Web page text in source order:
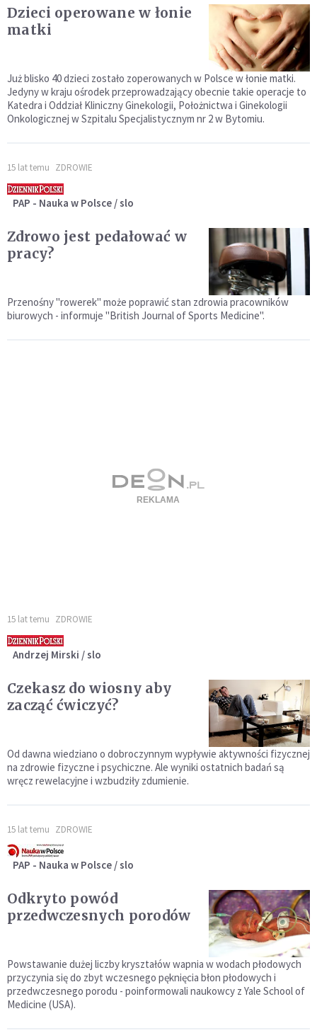
Dzieci operowane w łonie
matki
Już blisko 40 dzieci zostało zoperowanych w Polsce w łonie matki.
Jedyny w kraju ośrodek przeprowadzający obecnie takie operacje to
Katedra i Oddział Kliniczny Ginekologii, Położnictwa i Ginekologii
Onkologicznej w Szpitalu Specjalistycznym nr 2 w Bytomiu.
15 lat temu ZDROWIE
PAP - Nauka w Polsce / slo
Zdrowo jest pedałować w
pracy?
Przenośny "rowerek" może poprawić stan zdrowia pracowników
biurowych - informuje "British Journal of Sports Medicine".
15 lat temu ZDROWIE
Andrzej Mirski / slo
Czekasz do wiosny aby
zacząć ćwiczyć?
Od dawna wiedziano o dobroczynnym wypływie aktywności fizycznej
na zdrowie fizyczne i psychiczne. Ale wyniki ostatnich badań są
wręcz rewelacyjne i wzbudziły zdumienie.
15 lat temu ZDROWIE
PAP - Nauka w Polsce / slo
Odkryto powód
przedwczesnych porodów
Powstawanie dużej liczby kryształów wapnia w wodach płodowych
przyczynia się do zbyt wczesnego pęknięcia błon płodowych i
przedwczesnego porodu - poinformowali naukowcy z Yale School of
Medicine (USA).